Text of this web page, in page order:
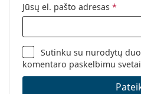
Jūsų el. pašto adresas *
Sutinku su nurodytų
komentaro paskelbimu